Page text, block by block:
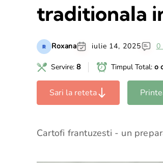
traditionala
Roxana iulie 14, 2025 0
Servire: 8 Timpul Total: o
Sari la reteta
Cartofi frantuzesti - un